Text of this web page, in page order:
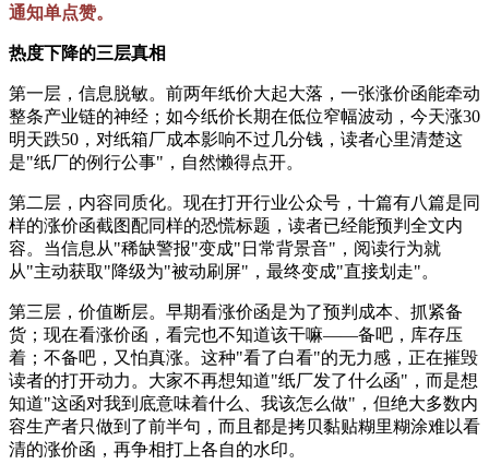
通知单点赞。
热度下降的三层真相
第一层，信息脱敏。前两年纸价大起大落，一张涨价函能牵动
整条产业链的神经；如今纸价长期在低位窄幅波动，今天涨30
明天跌50，对纸箱厂成本影响不过几分钱，读者心里清楚这
是"纸厂的例行公事"，自然懒得点开。
第二层，内容同质化。现在打开行业公众号，十篇有八篇是同
样的涨价函截图配同样的恐慌标题，读者已经能预判全文内
容。当信息从"稀缺警报"变成"日常背景音"，阅读行为就
从"主动获取"降级为"被动刷屏"，最终变成"直接划走"。
第三层，价值断层。早期看涨价函是为了预判成本、抓紧备
货；现在看涨价函，看完也不知道该干嘛——备吧，库存压
着；不备吧，又怕真涨。这种"看了白看"的无力感，正在摧毁
读者的打开动力。大家不再想知道"纸厂发了什么函"，而是想
知道"这函对我到底意味着什么、我该怎么做"，但绝大多数内
容生产者只做到了前半句，而且都是拷贝黏贴糊里糊涂难以看
清的涨价函，再争相打上各自的水印。